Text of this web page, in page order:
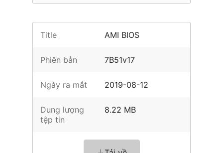
Title AMI BIOS
Phiên bản 7B51v17
Ngày ra mắt 2019-08-12
Dung lượng
tệp tin
8.22 MB